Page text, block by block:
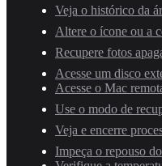
Veja o histórico da
Altere o ícone ou a
Recupere fotos
Acesse um disco
Acesse o Mac
Use o modo de
Veja e encerre
Impeça o repouso